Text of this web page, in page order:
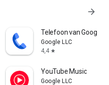
arrow_forward
Telefoon van Google
Google LLC
4,4 star
YouTube Music
Google LLC